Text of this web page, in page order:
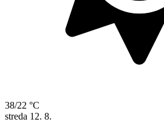
38/22 °C
streda 12. 8.